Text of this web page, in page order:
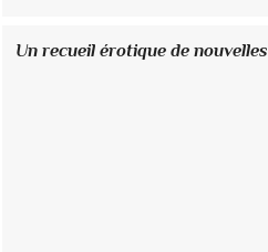
Un recueil érotique de nouvelles